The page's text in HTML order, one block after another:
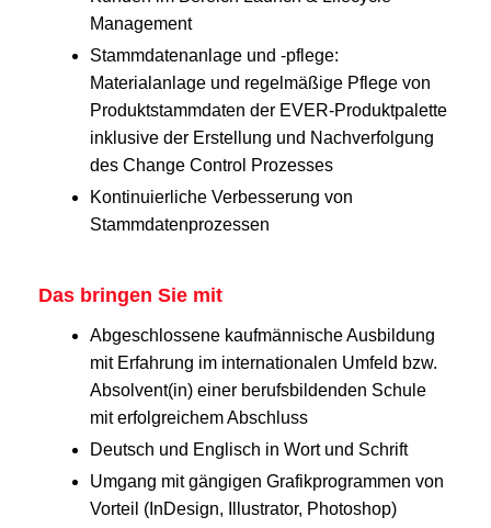
Management
Stammdatenanlage und -pflege:
Materialanlage und regelmäßige Pflege von
Produktstammdaten der EVER-Produktpalette
inklusive der Erstellung und Nachverfolgung
des Change Control Prozesses
Kontinuierliche Verbesserung von
Stammdatenprozessen
Das bringen Sie mit
Abgeschlossene kaufmännische Ausbildung
mit Erfahrung im internationalen Umfeld bzw.
Absolvent(in) einer berufsbildenden Schule
mit erfolgreichem Abschluss
Deutsch und Englisch in Wort und Schrift
Umgang mit gängigen Grafikprogrammen von
Vorteil (InDesign, Illustrator, Photoshop)